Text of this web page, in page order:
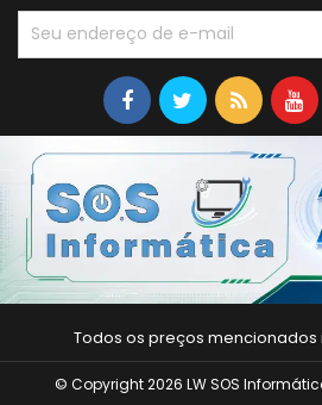
Todos os preços
© Copyright 2026 LW SOS